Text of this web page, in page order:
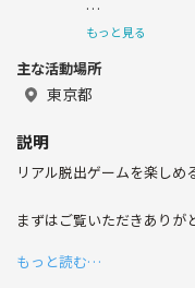
楽しいことしま
もっと見る
主な活動場所
東京都
説明
リアル脱出ゲームを楽しめ
まずはご覧いただきありが
リアル脱出ゲームを楽しめ
もっと読む…